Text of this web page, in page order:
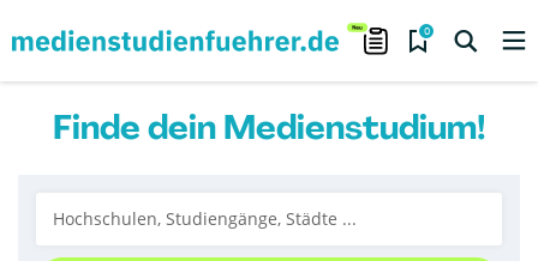
0
Finde dein Medienstudium!